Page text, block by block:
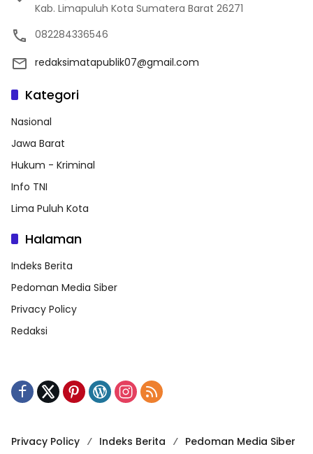
Kab. Limapuluh Kota Sumatera Barat 26271
082284336546
redaksimatapublik07@gmail.com
Kategori
Nasional
Jawa Barat
Hukum - Kriminal
Info TNI
Lima Puluh Kota
Halaman
Indeks Berita
Pedoman Media Siber
Privacy Policy
Redaksi
Privacy Policy Indeks Berita Pedoman Media Siber